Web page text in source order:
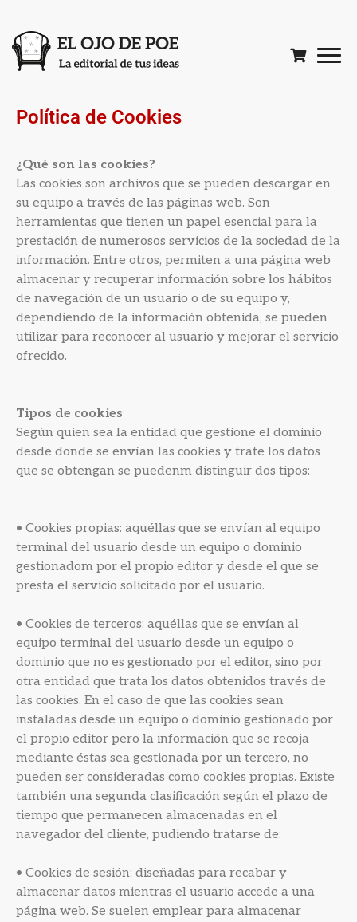
Política de Cookies
¿Qué son las cookies?
Las cookies son archivos que se pueden descargar en
su equipo a través de las páginas web. Son
herramientas que tienen un papel esencial para la
prestación de numerosos servicios de la sociedad de la
información. Entre otros, permiten a una página web
almacenar y recuperar información sobre los hábitos
de navegación de un usuario o de su equipo y,
dependiendo de la información obtenida, se pueden
utilizar para reconocer al usuario y mejorar el servicio
ofrecido.
Tipos de cookies
Según quien sea la entidad que gestione el dominio
desde donde se envían las cookies y trate los datos
que se obtengan se puedenm distinguir dos tipos:
• Cookies propias: aquéllas que se envían al equipo
terminal del usuario desde un equipo o dominio
gestionadom por el propio editor y desde el que se
presta el servicio solicitado por el usuario.
• Cookies de terceros: aquéllas que se envían al
equipo terminal del usuario desde un equipo o
dominio que no es gestionado por el editor, sino por
otra entidad que trata los datos obtenidos través de
las cookies. En el caso de que las cookies sean
instaladas desde un equipo o dominio gestionado por
el propio editor pero la información que se recoja
mediante éstas sea gestionada por un tercero, no
pueden ser consideradas como cookies propias. Existe
también una segunda clasificación según el plazo de
tiempo que permanecen almacenadas en el
navegador del cliente, pudiendo tratarse de:
• Cookies de sesión: diseñadas para recabar y
almacenar datos mientras el usuario accede a una
página web. Se suelen emplear para almacenar